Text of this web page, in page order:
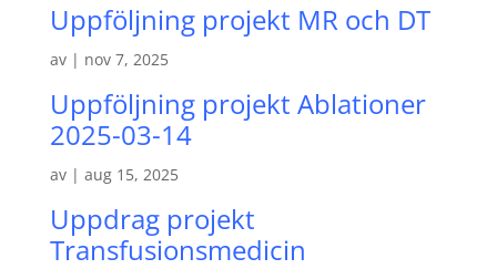
Uppföljning projekt MR och DT
av | nov 7, 2025
Uppföljning projekt Ablationer
2025-03-14
av | aug 15, 2025
Uppdrag projekt
Transfusionsmedicin